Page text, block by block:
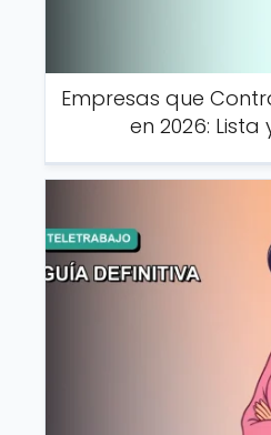
Empresas que
en 2026: Lista